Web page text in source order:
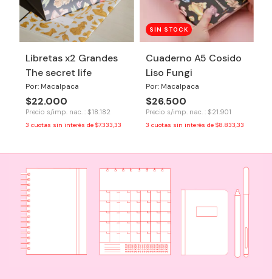
Libretas x2 Grandes
The secret life
Por: Macalpaca
$22.000
Precio s/imp. nac. : $18.182
3 cuotas sin interés de $7.333,33
SIN STOCK
Cuaderno A5 Cosido
Liso Fungi
Por: Macalpaca
$26.500
Precio s/imp. nac. : $21.901
3 cuotas sin interés de $8.833,33